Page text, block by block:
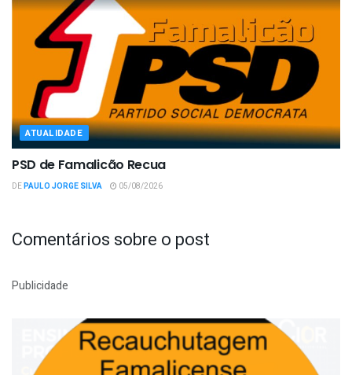
ATUALIDADE
PSD de Famalicão Recua
DEPAULO JORGE SILVA 05/08/2026
Comentários sobre o post
Publicidade